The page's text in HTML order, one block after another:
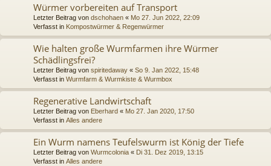
Würmer vorbereiten auf Transport
Letzter Beitrag von dschohaen « Mo 27. Jun 2022, 22:09
Verfasst in Kompostwürmer & Regenwürmer
Wie halten große Wurmfarmen ihre Würmer
Schädlingsfrei?
Letzter Beitrag von spiritedaway « So 9. Jan 2022, 15:48
Verfasst in Wurmfarm & Wurmkiste & Wurmbox
Regenerative Landwirtschaft
Letzter Beitrag von Eberhard « Mo 27. Jan 2020, 17:50
Verfasst in Alles andere
Ein Wurm namens Teufelswurm ist König der Tiefe
Letzter Beitrag von Wurmcolonia « Di 31. Dez 2019, 13:15
Verfasst in Alles andere